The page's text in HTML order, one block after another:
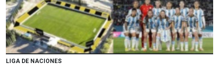
LIGA DE NACIONES